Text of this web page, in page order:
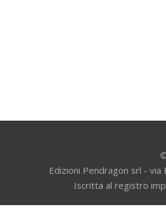
Edizioni Pendragon srl -
Iscritta al registro